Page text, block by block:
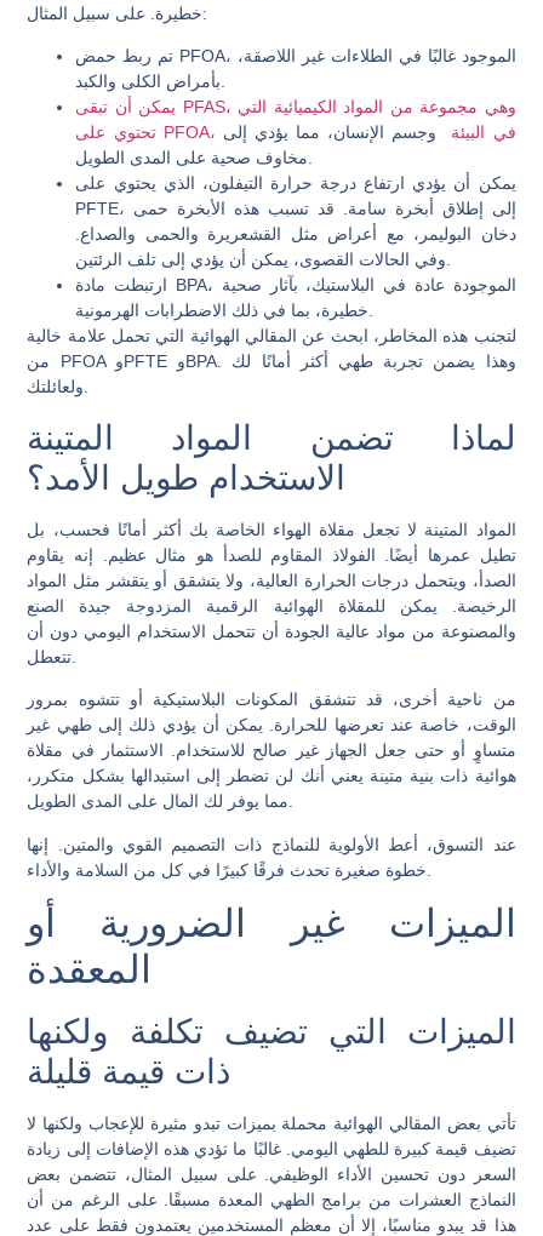
خطيرة. على سبيل المثال:
تم ربط حمض PFOA، الموجود غالبًا في الطلاءات غير اللاصقة،
بأمراض الكلى والكبد.
يمكن أن تبقى PFAS، وهي مجموعة من المواد الكيميائية التي
تحتوي على PFOA، في البيئة
وجسم الإنسان، مما يؤدي إلى
مخاوف صحية على المدى الطويل.
يمكن أن يؤدي ارتفاع درجة حرارة التيفلون، الذي يحتوي على
PFTE، إلى إطلاق أبخرة سامة. قد تسبب هذه الأبخرة حمى
دخان البوليمر، مع أعراض مثل القشعريرة والحمى والصداع.
وفي الحالات القصوى، يمكن أن يؤدي إلى تلف الرئتين.
ارتبطت مادة BPA، الموجودة عادة في البلاستيك، بآثار صحية
خطيرة، بما في ذلك الاضطرابات الهرمونية.
لتجنب هذه المخاطر، ابحث عن المقالي الهوائية التي تحمل علامة خالية
من PFOA وPFTE وBPA. وهذا يضمن تجربة طهي أكثر أمانًا لك
ولعائلتك.
لماذا تضمن المواد المتينة
الاستخدام طويل الأمد؟
المواد المتينة لا تجعل مقلاة الهواء الخاصة بك أكثر أمانًا فحسب، بل
تطيل عمرها أيضًا. الفولاذ المقاوم للصدأ هو مثال عظيم. إنه يقاوم
الصدأ، ويتحمل درجات الحرارة العالية، ولا يتشقق أو يتقشر مثل المواد
الرخيصة. يمكن للمقلاة الهوائية الرقمية المزدوجة جيدة الصنع
والمصنوعة من مواد عالية الجودة أن تتحمل الاستخدام اليومي دون أن
من ناحية أخرى، قد تتشقق المكونات البلاستيكية أو تتشوه بمرور
الوقت، خاصة عند تعرضها للحرارة. يمكن أن يؤدي ذلك إلى طهي غير
متساوٍ أو حتى جعل الجهاز غير صالح للاستخدام. الاستثمار في مقلاة
هوائية ذات بنية متينة يعني أنك لن تضطر إلى استبدالها بشكل متكرر،
عند التسوق، أعط الأولوية للنماذج ذات التصميم القوي والمتين. إنها
الميزات غير الضرورية أو
المعقدة
الميزات التي تضيف تكلفة ولكنها
ذات قيمة قليلة
تأتي بعض المقالي الهوائية محملة بميزات تبدو مثيرة للإعجاب ولكنها لا
تضيف قيمة كبيرة للطهي اليومي. غالبًا ما تؤدي هذه الإضافات إلى زيادة
السعر دون تحسين الأداء الوظيفي. على سبيل المثال، تتضمن بعض
النماذج العشرات من برامج الطهي المعدة مسبقًا. على الرغم من أن
هذا قد يبدو مناسبًا، إلا أن معظم المستخدمين يعتمدون فقط على عدد